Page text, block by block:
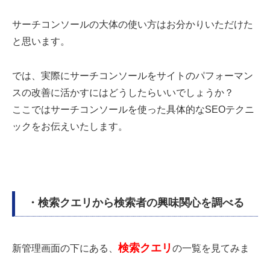
サーチコンソールの大体の使い方はお分かりいただけた
と思います。
では、実際にサーチコンソールをサイトのパフォーマン
スの改善に活かすにはどうしたらいいでしょうか？
ここではサーチコンソールを使った具体的なSEOテクニ
ックをお伝えいたします。
・検索クエリから検索者の興味関心を調べる
新管理画面の下にある、 検索クエリ の一覧を見てみま